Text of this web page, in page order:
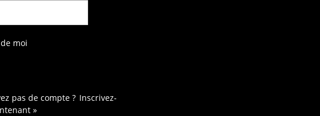
moi
pas de compte ? Inscrivez-
»